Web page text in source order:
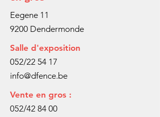
Eegene 11
9200 Dendermonde
Salle d'exposition
052/22 54 17
info@dfence.be
Vente en gros :
052/42 84 00